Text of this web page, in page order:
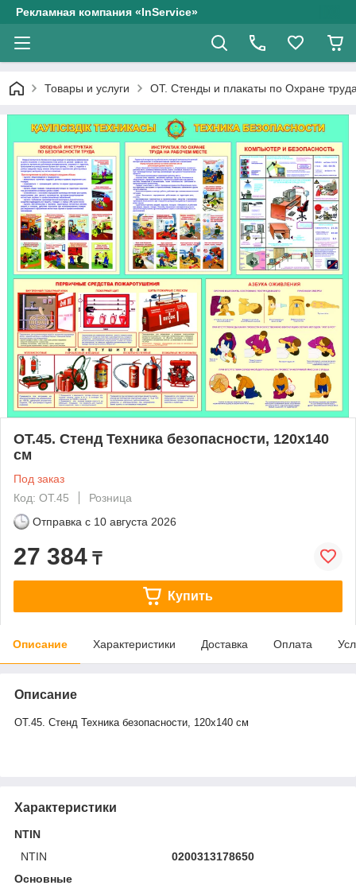
Рекламная компания «InService»
Товары и услуги ОТ. Стенды и плакаты по Охране
ОТ.45. Стенд Техника безопасности, 120х140
см
Под заказ
Код: ОТ.45
Розница
Отправка с 10 августа 2026
27 384 ₸
Купить
Описание Характеристики Доставка Оплата
Описание
ОТ.45. Стенд Техника безопасности, 120х140 см
Характеристики
NTIN
NTIN
0200313178650
Основные